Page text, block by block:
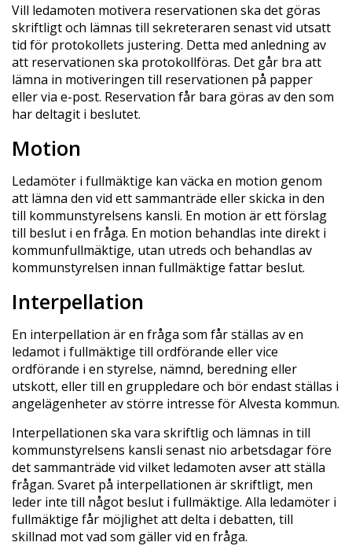
Vill ledamoten motivera reservationen ska det göras
skriftligt och lämnas till sekreteraren senast vid utsatt
tid för protokollets justering. Detta med anledning av
att reservationen ska protokollföras. Det går bra att
lämna in motiveringen till reservationen på papper
eller via e-post. Reservation får bara göras av den som
har deltagit i beslutet.
Motion
Ledamöter i fullmäktige kan väcka en motion genom
att lämna den vid ett sammanträde eller skicka in den
till kommunstyrelsens kansli. En motion är ett förslag
till beslut i en fråga. En motion behandlas inte direkt i
kommunfullmäktige, utan utreds och behandlas av
kommunstyrelsen innan fullmäktige fattar beslut.
Interpellation
En interpellation är en fråga som får ställas av en
ledamot i fullmäktige till ordförande eller vice
ordförande i en styrelse, nämnd, beredning eller
utskott, eller till en gruppledare och bör endast ställas i
angelägenheter av större intresse för Alvesta kommun.
Interpellationen ska vara skriftlig och lämnas in till
kommunstyrelsens kansli senast nio arbetsdagar före
det sammanträde vid vilket ledamoten avser att ställa
frågan. Svaret på interpellationen är skriftligt, men
leder inte till något beslut i fullmäktige. Alla ledamöter i
fullmäktige får möjlighet att delta i debatten, till
skillnad mot vad som gäller vid en fråga.